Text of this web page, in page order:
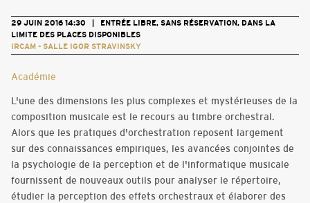
29 JUIN 2016 14:30 | ENTRÉE LIBRE, SANS RÉSERVATION, DANS LA
LIMITE DES PLACES DISPONIBLES
IRCAM - SALLE IGOR STRAVINSKY
Académie
L'une des dimensions les plus complexes et mystérieuses de la
composition musicale est le recours au timbre orchestral.
Alors que les pratiques d'orchestration reposent largement
sur des connaissances empiriques, les avancées conjointes de
la psychologie de la perception et de l'informatique musicale
fournissent de nouveaux outils pour analyser le répertoire,
étudier la perception des effets orchestraux et élaborer des